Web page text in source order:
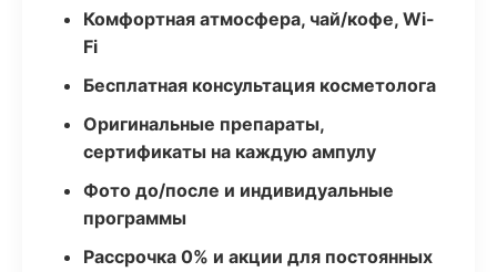
Комфортная атмосфера, чай/кофе, Wi-
Fi
Бесплатная консультация косметолога
Оригинальные препараты,
сертификаты на каждую ампулу
Фото до/после и индивидуальные
программы
Рассрочка 0% и акции для постоянных